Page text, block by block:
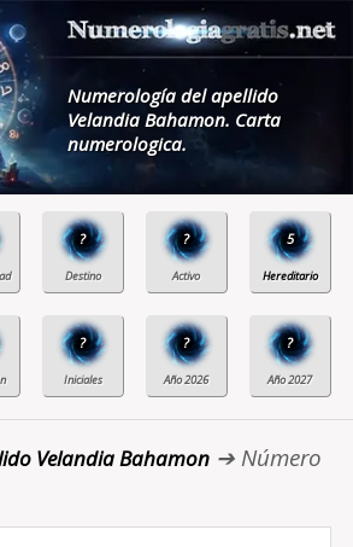
Numerología del apellido
Velandia Bahamon. Carta
numerologica.
? ? 5
? ? ?
Velandia Bahamon➔ Número